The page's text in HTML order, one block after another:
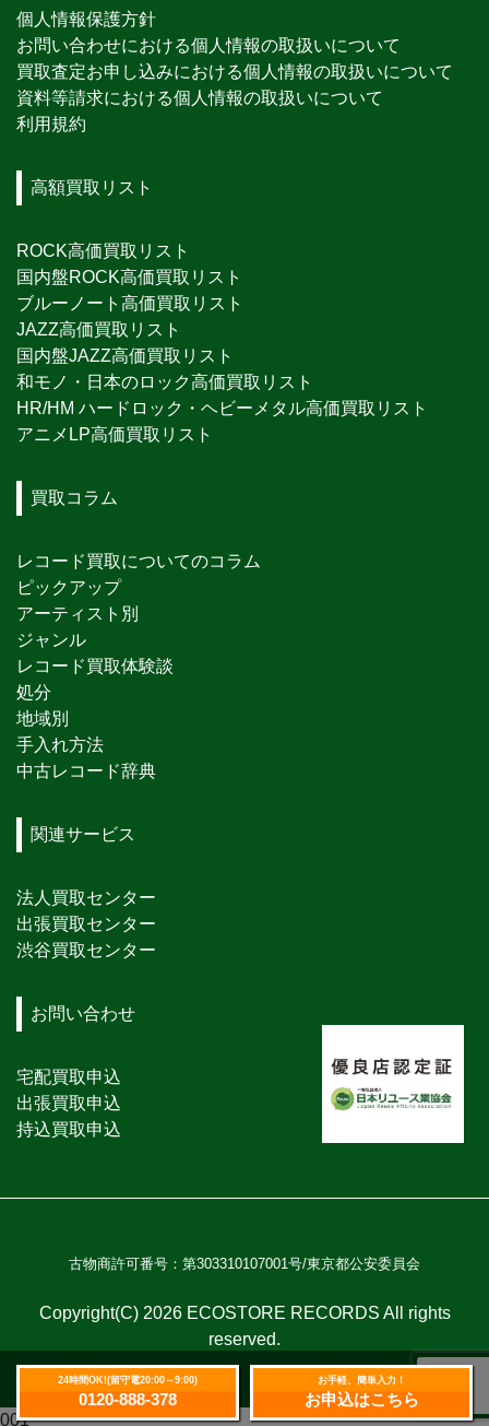
個人情報保護方針
お問い合わせにおける個人情報の取扱いについて
買取査定お申し込みにおける個人情報の取扱いについて
資料等請求における個人情報の取扱いについて
利用規約
高額買取リスト
ROCK高価買取リスト
国内盤ROCK高価買取リスト
ブルーノート高価買取リスト
JAZZ高価買取リスト
国内盤JAZZ高価買取リスト
和モノ・日本のロック高価買取リスト
HR/HM ハードロック・ヘビーメタル高価買取リスト
アニメLP高価買取リスト
買取コラム
レコード買取についてのコラム
ピックアップ
アーティスト別
ジャンル
レコード買取体験談
処分
地域別
手入れ方法
中古レコード辞典
関連サービス
法人買取センター
出張買取センター
渋谷買取センター
お問い合わせ
宅配買取申込
出張買取申込
持込買取申込
古物商許可番号：第303310107001号/東京都公安委員会
Copyright(C) 2026 ECOSTORE RECORDS All rights
reserved.
24時間OK!(留守電20:00～9:00)
0120-888-378
お手軽、簡単入力！
お申込はこちら
001